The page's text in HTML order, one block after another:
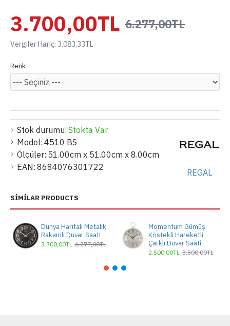
Stok durumu: Stokta Var
Model: 4510 BS
Ölçüler: 51.00cm x 51.00cm x 8.00cm
EAN: 8684076301722
REGAL
3.700,00TL 6.277,00TL
Vergiler Hariç: 3.083,33TL
Renk
SIMILAR PRODUCTS
Dünya Haritalı Metalik
Rakamlı Duvar Saati
3.700,00TL 6.277,00TL
Momentum Gümüş
Köstekli Hareketli
Çarklı Duvar Saati
2.500,00TL 3.500,00TL